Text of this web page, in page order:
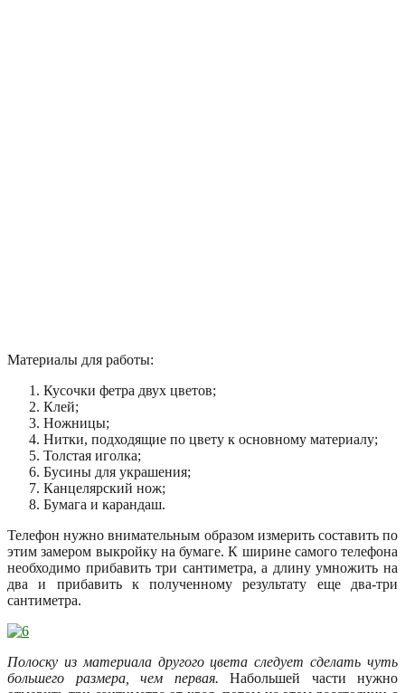
Материалы для работы:
Кусочки фетра двух цветов;
Клей;
Ножницы;
Нитки, подходящие по цвету к основному материалу;
Толстая иголка;
Бусины для украшения;
Канцелярский нож;
Бумага и карандаш.
Телефон нужно внимательным образом измерить составить по
этим замером выкройку на бумаге. К ширине самого телефона
необходимо прибавить три сантиметра, а длину умножить на
два и прибавить к полученному результату еще два-три
сантиметра.
Полоску из материала другого цвета следует сделать чуть
большего размера, чем первая. Набольшей части нужно